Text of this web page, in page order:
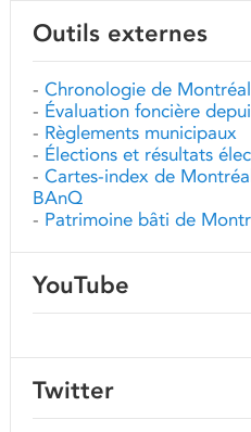
Outils externes
- Chronologie de Montréal
- Évaluation foncière
- Règlements municipaux
- Élections et résultats
- Cartes-index de
BAnQ
- Patrimoine bâti de
YouTube
Twitter